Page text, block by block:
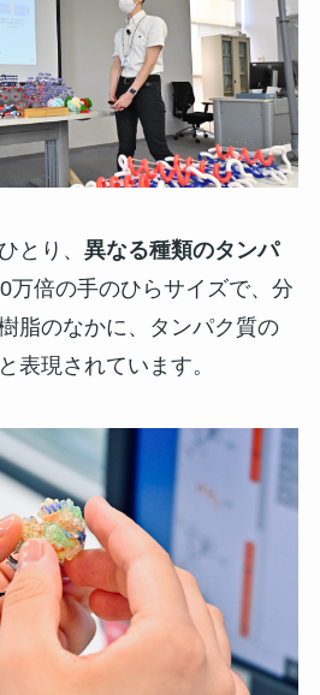
とり、 異なる種類のタンパ
万倍の手のひらサイズで、分
脂のなかに、タンパク質の
表現されています。